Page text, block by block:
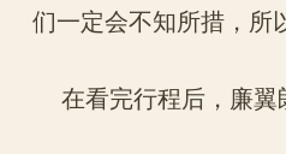
们一定会不知所措，所
在看完行程后，廉翼